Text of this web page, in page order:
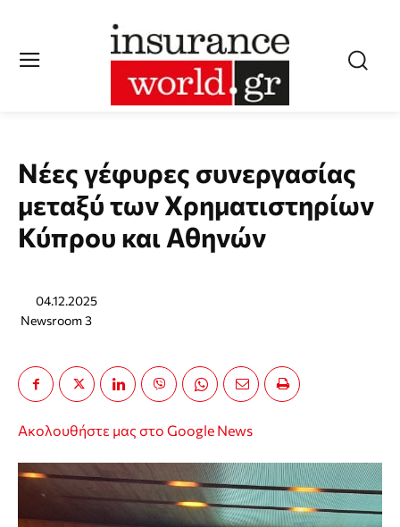
Νέες γέφυρες συνεργασίας
μεταξύ των Χρηματιστηρίων
Κύπρου και Αθηνών
04.12.2025
Newsroom 3
Ακολουθήστε μας στο Google News